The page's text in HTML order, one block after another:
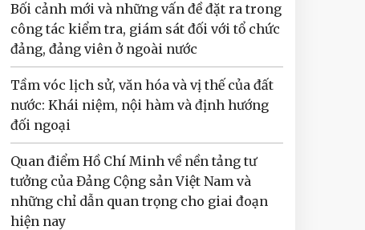
Bối cảnh mới và những vấn đề đặt ra trong
công tác kiểm tra, giám sát đối với tổ chức
đảng, đảng viên ở ngoài nước
Tầm vóc lịch sử, văn hóa và vị thế của đất
nước: Khái niệm, nội hàm và định hướng
đối ngoại
Quan điểm Hồ Chí Minh về nền tảng tư
tưởng của Đảng Cộng sản Việt Nam và
những chỉ dẫn quan trọng cho giai đoạn
hiện nay